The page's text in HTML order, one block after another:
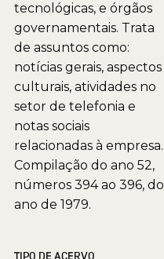
tecnológicas, e órgãos
governamentais. Trata
de assuntos como:
notícias gerais, aspectos
culturais, atividades no
setor de telefonia e
notas sociais
relacionadas à empresa.
Compilação do ano 52,
números 394 ao 396, do
ano de 1979.
TIPO DE ACERVO